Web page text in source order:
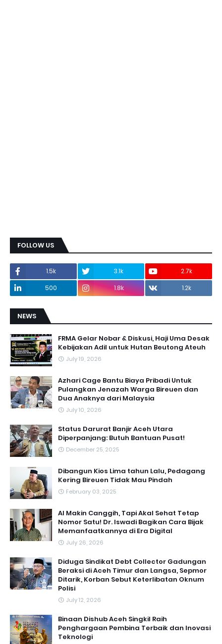
FOLLOW US
1.5k 3.1k
2.7k
500
1.8k 1.2k
NEWS
FRMA Gelar Nobar & Diskusi, Haji Uma Desak
Kebijakan Adil untuk Hutan Beutong Ateuh
July 19, 2026
Azhari Cage Bantu Biaya Pribadi Untuk
Pulangkan Jenazah Warga Bireuen dan
Dua Anaknya dari Malaysia
July 10, 2026
Status Darurat Banjir Aceh Utara
Diperpanjang: Butuh Bantuan Pusat!
December 25, 2025
Dibangun Kios Lima tahun Lalu, Pedagang
Kering Bireuen Tidak Mau Pindah
February 03, 2025
AI Makin Canggih, Tapi Akal Sehat Tetap
Nomor Satu! Dr. Iswadi Bagikan Cara Bijak
Memanfaatkannya di Era Digital
July 26, 2026
Diduga Sindikat Debt Collector Gadungan
Beraksi di Aceh Timur dan Langsa, Sepmor
Ditarik, Korban Sebut Keterlibatan Oknum
Polisi
July 12, 2026
Binaan Dishub Aceh Singkil Raih
Penghargaan Pembina Terbaik dan Inovasi
Teknologi